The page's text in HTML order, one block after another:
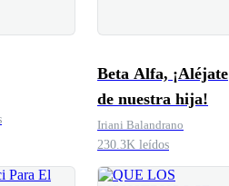
Beta Alfa, ¡Aléjate
de nuestra hija!
Iriani Balandrano
230.3K leídos